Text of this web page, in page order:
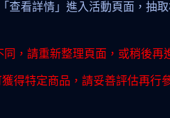
看詳情」進入活動頁面，抽
，請重新整理頁面，或稍後再
得特定商品，請妥善評估再行